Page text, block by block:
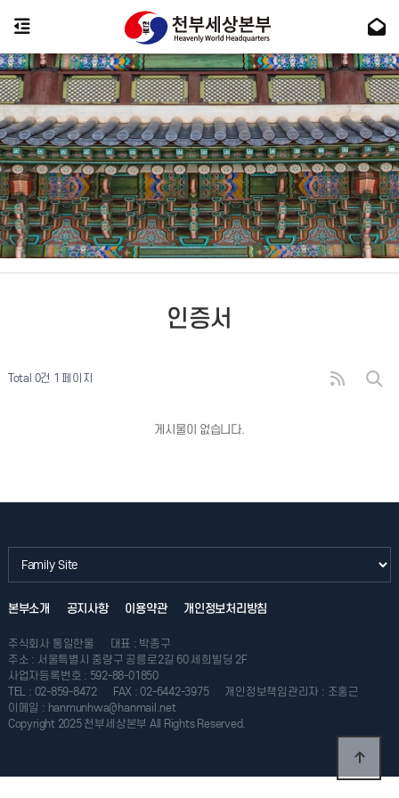
인증서
Total 0건 1 페이지
게시물이 없습니다.
본부소개 공지사항 이용약관 개인정보처리방침
주식회사 통일한울
대표 : 박종구
주소 : 서울특별시 중량구 공릉로2길 60 세희빌딩 2F
사업자등록번호 : 592-88-01850
TEL : 02-859-8472
FAX : 02-6442-3975
개인정보책임관리자 : 조홍근
이메일 : hanmunhwa@hanmail.net
Copyright 2025 천부세상본부 All Rights Reserved.